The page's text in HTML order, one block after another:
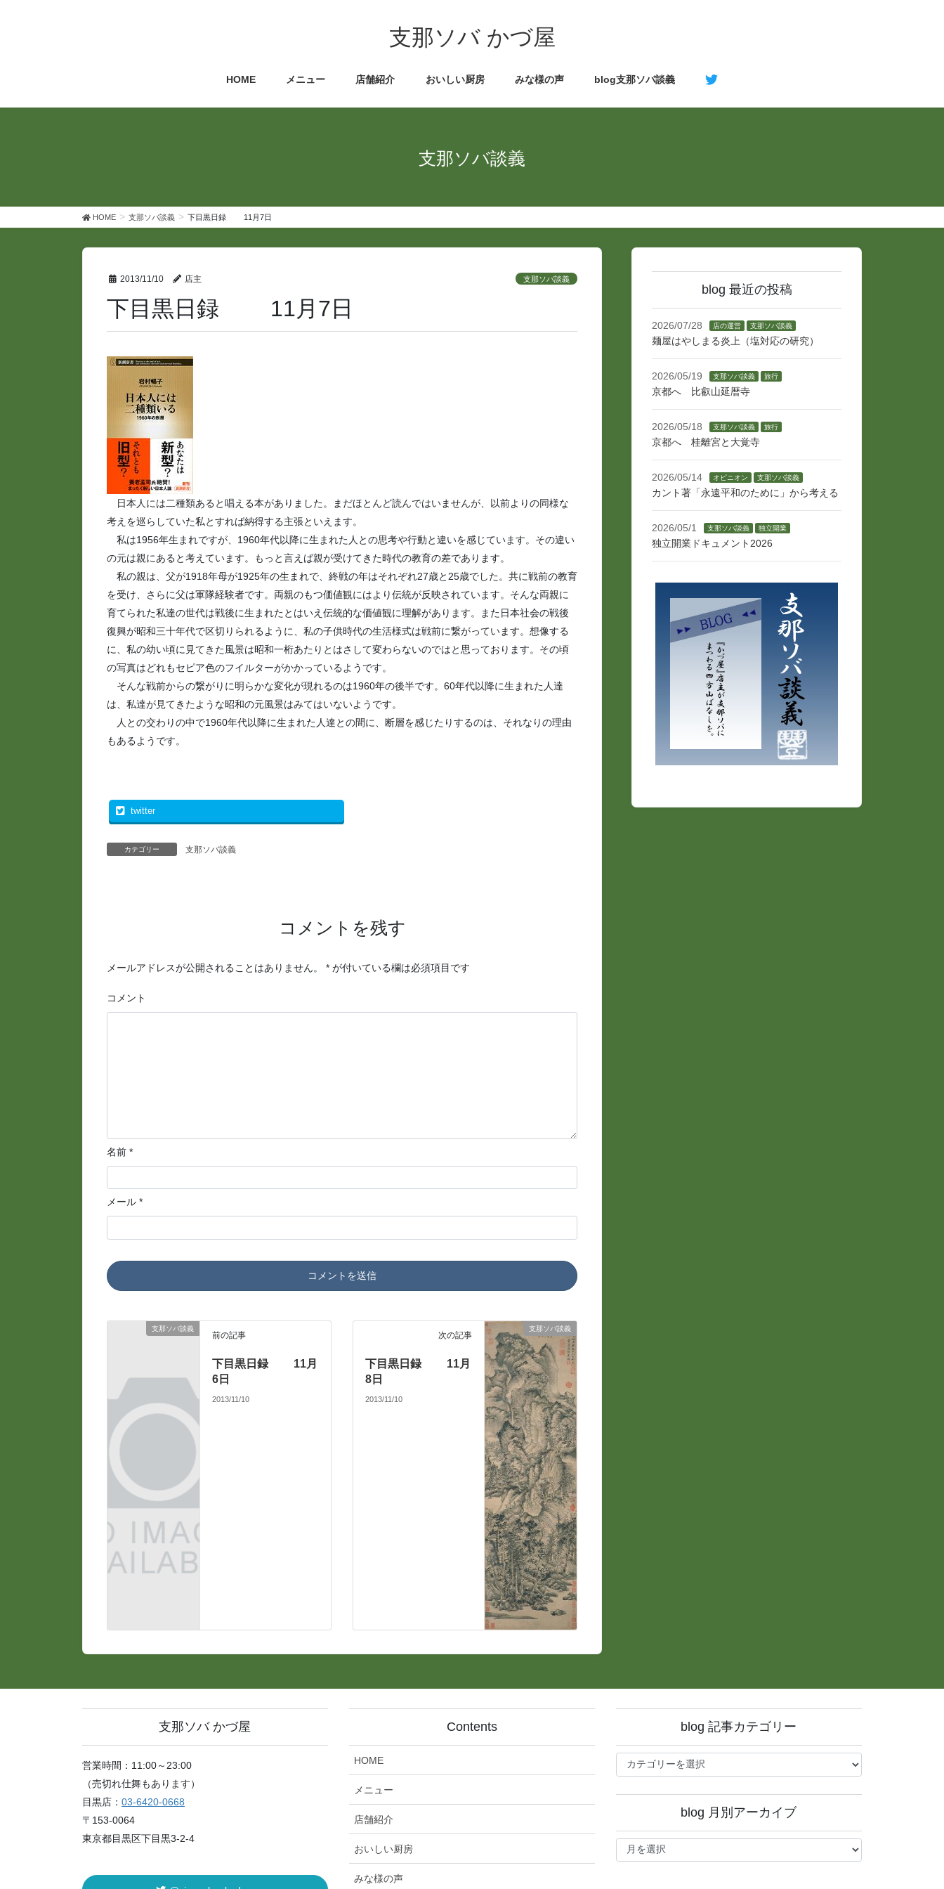
キ
に
支那ソバ かづ屋
HOME メニュー 店舗紹介 おいしい厨房 みな様の声 blog支那ソバ談義
支那ソバ談義
HOME 支那ソバ談義 下目黒日録 11月7日
2013/11/10 店主 支那ソバ談義
下目黒日録 11月7日
日本人には二種類あると唱える本がありました。まだほとんど読んではいませんが、以前よりの同様な
考えを巡らしていた私とすれば納得する主張といえます。
私は1956年生まれですが、1960年代以降に生まれた人との思考や行動と違いを感じています。その違い
の元は親にあると考えています。もっと言えば親が受けてきた時代の教育の差であります。
私の親は、父が1918年母が1925年の生まれで、終戦の年はそれぞれ27歳と25歳でした。共に戦前の教育
を受け、さらに父は軍隊経験者です。両親のもつ価値観にはより伝統が反映されています。そんな両親に
育てられた私達の世代は戦後に生まれたとはいえ伝統的な価値観に理解があります。また日本社会の戦後
復興が昭和三十年代で区切りられるように、私の子供時代の生活様式は戦前に繋がっています。想像する
に、私の幼い頃に見てきた風景は昭和一桁あたりとはさして変わらないのではと思っております。その頃
の写真はどれもセピア色のフイルターがかかっているようです。
そんな戦前からの繋がりに明らかな変化が現れるのは1960年の後半です。60年代以降に生まれた人達
は、私達が見てきたような昭和の元風景はみてはいないようです。
人との交わりの中で1960年代以降に生まれた人達との間に、断層を感じたりするのは、それなりの理由
もあるようです。
twitter
カテゴリー 支那ソバ談義
コメントを残す
メールアドレスが公開されることはありません。 *が付いている欄は必須項目です
コメント
名前 *
メール *
支那ソバ談義
前の記事
下目黒日録 11月
6日
2013/11/10
支那ソバ談義
次の記事
下目黒日録 11月
8日
2013/11/10
blog 最近の投稿
2026/07/28 店の運営 支那ソバ談義
麺屋はやしまる炎上（塩対応の研究）
2026/05/19 支那ソバ談義 旅行
京都へ 比叡山延暦寺
2026/05/18 支那ソバ談義 旅行
京都へ 桂離宮と大覚寺
2026/05/14 オピニオン 支那ソバ談義
カント著「永遠平和のために」から考える
2026/05/1 支那ソバ談義 独立開業
独立開業ドキュメント2026
支那ソバ かづ屋
営業時間：11:00～23:00
（売切れ仕舞もあります）
目黒店： 03-6420-0668
〒153-0064
東京都目黒区下目黒3-2-4
Contents
HOME
メニュー
店舗紹介
おいしい厨房
みな様の声
blog 記事カテゴリー
blog
記
ゴ
ー
blog 月別アーカイブ
blog